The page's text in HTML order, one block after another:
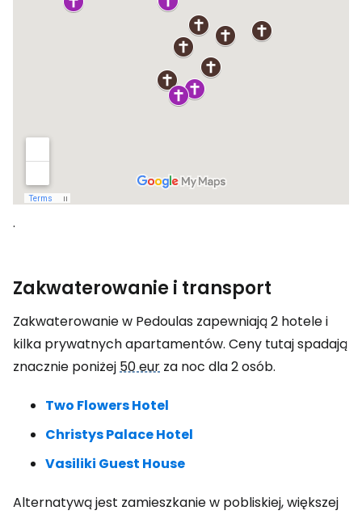
.
Zakwaterowanie i transport
Zakwaterowanie w Pedoulas zapewniają 2 hotele i
kilka prywatnych apartamentów. Ceny tutaj spadają
znacznie poniżej50 eur za noc dla 2 osób.
Two Flowers Hotel
Christys Palace Hotel
Vasiliki Guest House
Alternatywą jest zamieszkanie w pobliskiej, większej